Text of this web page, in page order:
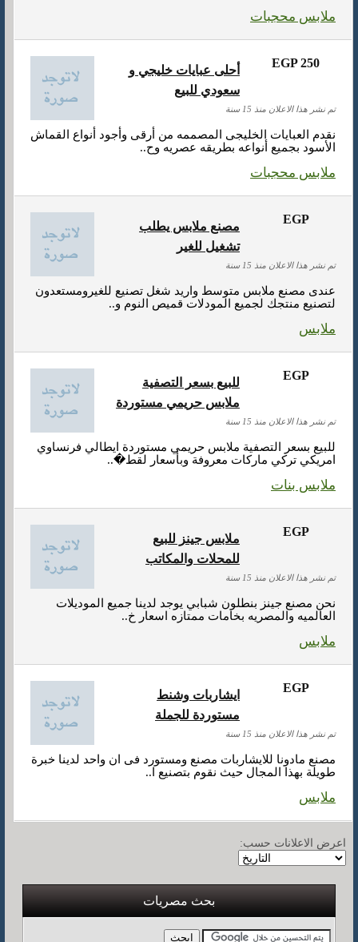
ملابس محجبات
EGP 250
نقدم العبايات الخليجى المصممه من أرقى وأجود أنواع القماش
الأسود بجميع أنواعه بطريقه عصريه وح..
ملابس محجبات
أحلى عبايات خليجي و
سعودي للبيع
تم نشر هذا الاعلان منذ 15 سنة
EGP
عندى مصنع ملابس متوسط واريد شغل تصنيع للغيرومستعدون
لتصنيع منتجك لجميع المودلات قميص النوم و..
ملابس
مصنع ملابس يطلب
تشغيل للغير
تم نشر هذا الاعلان منذ 15 سنة
EGP
للبيع بسعر التصفية ملابس حريمي مستوردة ايطالي فرنساوي
امريكي تركي ماركات معروفة وبأسعار لقط�..
ملابس بنات
للبيع بسعر التصفية
ملابس حريمي مستوردة
تم نشر هذا الاعلان منذ 15 سنة
EGP
نحن مصنع جينز بنطلون شبابي يوجد لدينا جميع الموديلات
العالميه والمصريه بخامات ممتازه اسعار خ..
ملابس
ملابس جينز للبيع
للمحلات والمكاتب
تم نشر هذا الاعلان منذ 15 سنة
EGP
مصنع مادونا للايشاربات مصنع ومستورد فى ان واحد لدينا خبرة
طويلة بهذا المجال حيث نقوم بتصنيع ا..
ملابس
ايشاربات وشنط
مستوردة للجملة
تم نشر هذا الاعلان منذ 15 سنة
اعرض الاعلانات حسب:
بحث مصريات